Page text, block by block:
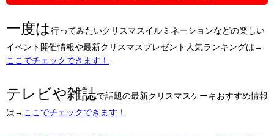
一度は行ってみたいクリスマスイルミネーションなどの楽しい
イベント開催情報や最新クリスマスプレゼント人気ランキングは→
ここでチェックできます！
テレビや雑誌で話題の最新クリスマスケーキおすすめ情報
は→ ここでチェックできます！